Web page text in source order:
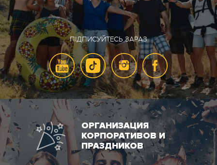
ПІДПИСУЙТЕСЬ ЗАРАЗ
ОРГАНИЗАЦИЯ
КОРПОРАТИВОВ И
ПРАЗДНИКОВ